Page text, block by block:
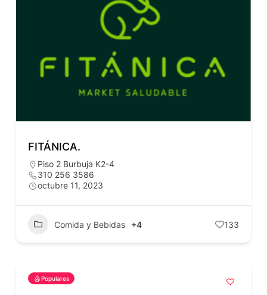
FITÁNICA.
Piso 2 Burbuja K2-4
310 256 3586
octubre 11, 2023
Comida y Bebidas +4 133
Populares